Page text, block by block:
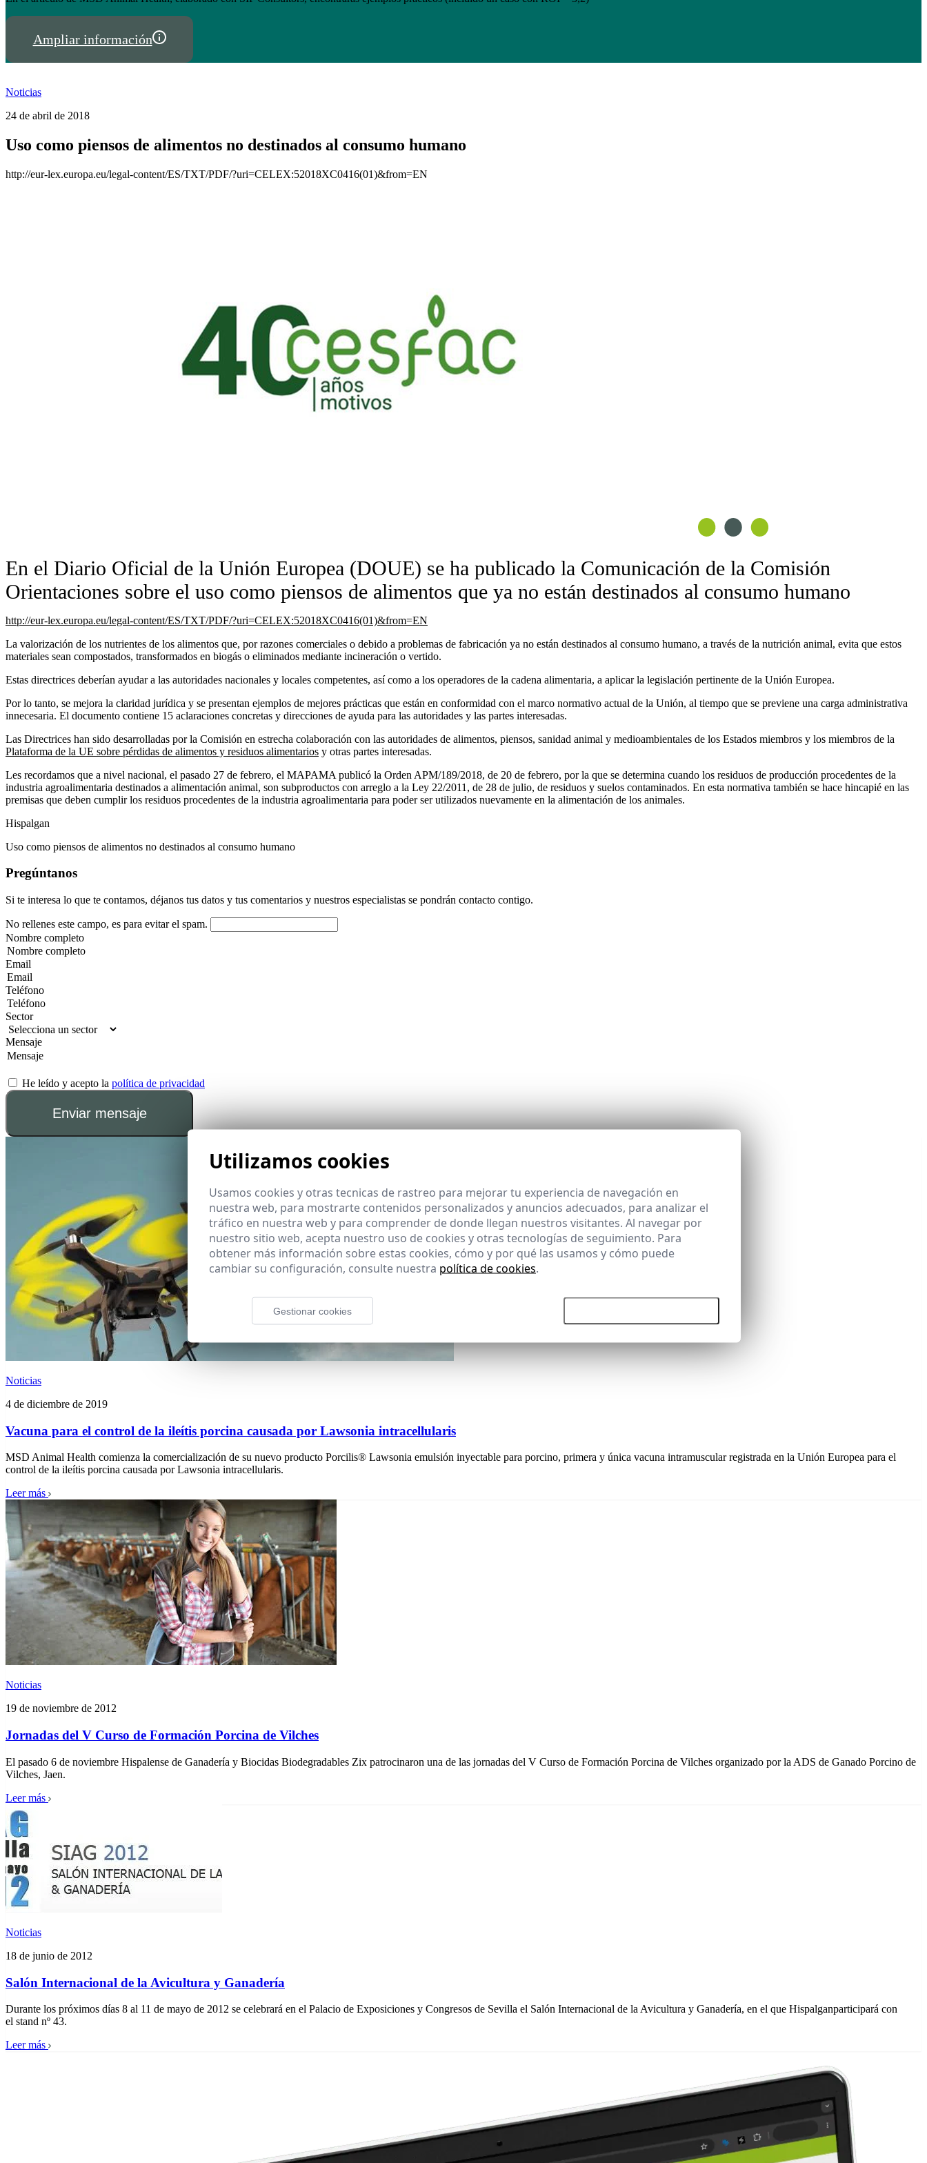
Ampliar información
Noticias
24 de abril de 2018
Uso como piensos de alimentos no destinados al consumo humano
http://eur-lex.europa.eu/legal-content/ES/TXT/PDF/?uri=CELEX:52018XC0416(01)&from=EN
En el Diario Oficial de la Unión Europea (DOUE) se ha publicado la Comunicación de la Comisión
Orientaciones sobre el uso como piensos de alimentos que ya no están destinados al consumo humano
http://eur-lex.europa.eu/legal-content/ES/TXT/PDF/?uri=CELEX:52018XC0416(01)&from=EN
La valorización de los nutrientes de los alimentos que, por razones comerciales o debido a problemas de fabricación ya no están destinados al consumo humano, a través de la nutrición animal, evita que estos
materiales sean compostados, transformados en biogás o eliminados mediante incineración o vertido.
Estas directrices deberían ayudar a las autoridades nacionales y locales competentes, así como a los operadores de la cadena alimentaria, a aplicar la legislación pertinente de la Unión Europea.
Por lo tanto, se mejora la claridad jurídica y se presentan ejemplos de mejores prácticas que están en conformidad con el marco normativo actual de la Unión, al tiempo que se previene una carga administrativa
innecesaria. El documento contiene 15 aclaraciones concretas y direcciones de ayuda para las autoridades y las partes interesadas.
Las Directrices han sido desarrolladas por la Comisión en estrecha colaboración con las autoridades de alimentos, piensos, sanidad animal y medioambientales de los Estados miembros y los miembros de la
Plataforma de la UE sobre pérdidas de alimentos y residuos alimentarios y otras partes interesadas.
Les recordamos que a nivel nacional, el pasado 27 de febrero, el MAPAMA publicó la Orden APM/189/2018, de 20 de febrero, por la que se determina cuando los residuos de producción procedentes de la
industria agroalimentaria destinados a alimentación animal, son subproductos con arreglo a la Ley 22/2011, de 28 de julio, de residuos y suelos contaminados. En esta normativa también se hace hincapié en las
premisas que deben cumplir los residuos procedentes de la industria agroalimentaria para poder ser utilizados nuevamente en la alimentación de los animales.
Hispalgan
Uso como piensos de alimentos no destinados al consumo humano
Pregúntanos
Si te interesa lo que te contamos, déjanos tus datos y tus comentarios y nuestros especialistas se pondrán contacto contigo.
No rellenes este campo, es para evitar el spam.
Nombre completo
Email
Teléfono
Sector
Mensaje
He leído y acepto la política de privacidad
Enviar mensaje
Noticias
4 de diciembre de 2019
Vacuna para el control de la ileítis porcina causada por Lawsonia intracellularis
MSD Animal Health comienza la comercialización de su nuevo producto Porcilis® Lawsonia emulsión inyectable para porcino, primera y única vacuna intramuscular registrada en la Unión Europea para el
control de la ileítis porcina causada por Lawsonia intracellularis.
Leer más
Noticias
19 de noviembre de 2012
Jornadas del V Curso de Formación Porcina de Vilches
El pasado 6 de noviembre Hispalense de Ganadería y Biocidas Biodegradables Zix patrocinaron una de las jornadas del V Curso de Formación Porcina de Vilches organizado por la ADS de Ganado Porcino de
Vilches, Jaen.
Leer más
Noticias
18 de junio de 2012
Salón Internacional de la Avicultura y Ganadería
Durante los próximos días 8 al 11 de mayo de 2012 se celebrará en el Palacio de Exposiciones y Congresos de Sevilla el Salón Internacional de la Avicultura y Ganadería, en el que Hispalganparticipará con
el stand nº 43.
Leer más
Utilizamos cookies
Usamos cookies y otras tecnicas de rastreo para mejorar tu experiencia de navegación en
nuestra web, para mostrarte contenidos personalizados y anuncios adecuados, para analizar el
tráfico en nuestra web y para comprender de donde llegan nuestros visitantes. Al navegar por
nuestro sitio web, acepta nuestro uso de cookies y otras tecnologías de seguimiento. Para
obtener más información sobre estas cookies, cómo y por qué las usamos y cómo puede
cambiar su configuración, consulte nuestra política de cookies.
Gestionar cookies